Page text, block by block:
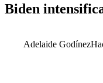
Biden
Adelaide Godínez